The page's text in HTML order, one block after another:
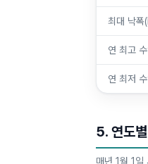
최대 낙
연 최고
연 최저
5. 연도
매년 1월 1일